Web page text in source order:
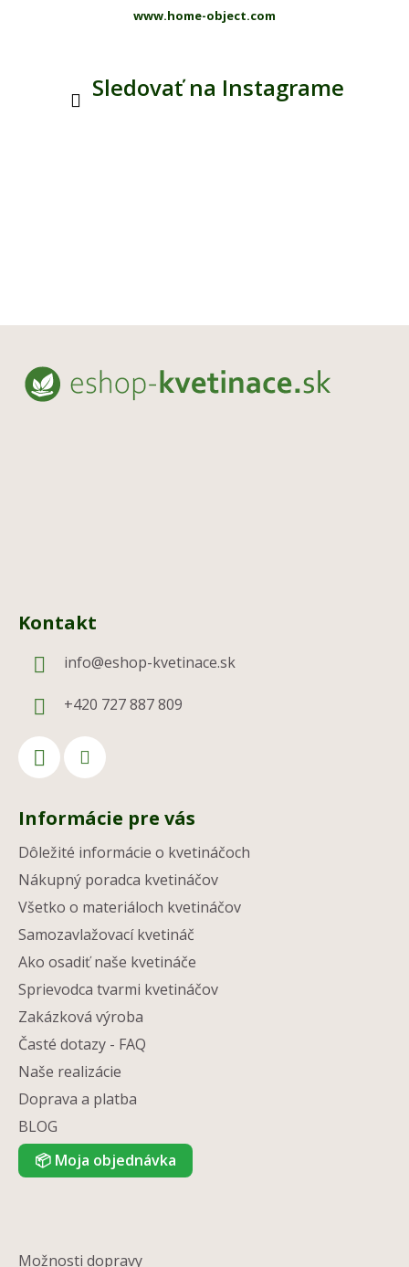
www.home-object.com
Sledovať na Instagrame
Kontakt
info@eshop-kvetinace.sk
+420 727 887 809
Informácie pre vás
Dôležité informácie o kvetináčoch
Nákupný poradca kvetináčov
Všetko o materiáloch kvetináčov
Samozavlažovací kvetináč
Ako osadiť naše kvetináče
Sprievodca tvarmi kvetináčov
Zakázková výroba
Časté dotazy - FAQ
Naše realizácie
Doprava a platba
BLOG
📦 Moja objednávka
Možnosti dopravy